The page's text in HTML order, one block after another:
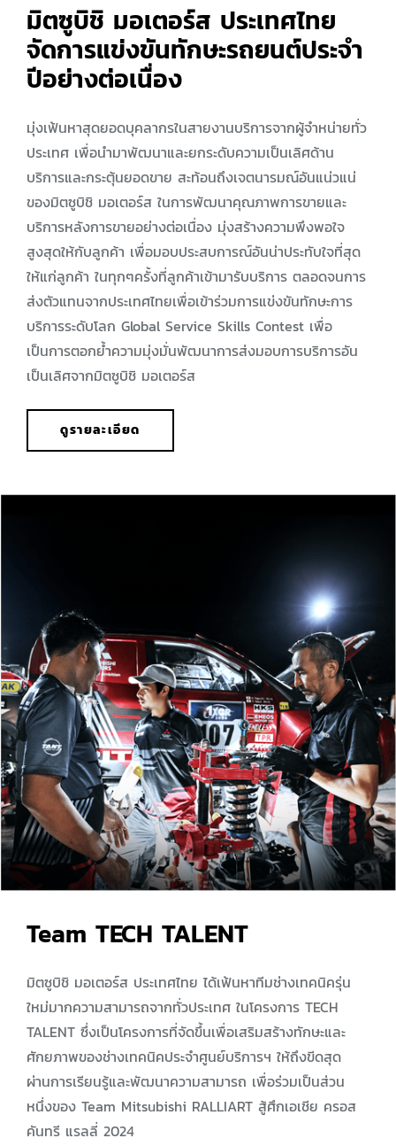
มิตซูบิชิ มอเตอร์ส ประเทศไทย
จัดการแข่งขันทักษะรถยนต์ประจำ
ปีอย่างต่อเนื่อง
มุ่งเฟ้นหาสุดยอดบุคลากรในสายงานบริการจากผู้จำหน่ายทั่ว
ประเทศ เพื่อนำมาพัฒนาและยกระดับความเป็นเลิศด้าน
บริการและกระตุ้นยอดขาย สะท้อนถึงเจตนารมณ์อันแน่วแน่
ของมิตซูบิชิ มอเตอร์ส ในการพัฒนาคุณภาพการขายและ
บริการหลังการขายอย่างต่อเนื่อง มุ่งสร้างความพึงพอใจ
สูงสุดให้กับลูกค้า เพื่อมอบประสบการณ์อันน่าประทับใจที่สุด
ให้แก่ลูกค้า ในทุกๆครั้งที่ลูกค้าเข้ามารับบริการ ตลอดจนการ
ส่งตัวแทนจากประเทศไทยเพื่อเข้าร่วมการแข่งขันทักษะการ
บริการระดับโลก Global Service Skills Contest เพื่อ
เป็นการตอกย้ำความมุ่งมั่นพัฒนาการส่งมอบการบริการอัน
เป็นเลิศจากมิตซูบิชิ มอเตอร์ส
ดูรายละเอียด
Team TECH TALENT
มิตซูบิชิ มอเตอร์ส ประเทศไทย ได้เฟ้นหาทีมช่างเทคนิครุ่น
ใหม่มากความสามารถจากทั่วประเทศ ในโครงการ TECH
TALENT ซึ่งเป็นโครงการที่จัดขึ้นเพื่อเสริมสร้างทักษะและ
ศักยภาพของช่างเทคนิคประจำศูนย์บริการฯ ให้ถึงขีดสุด
ผ่านการเรียนรู้และพัฒนาความสามารถ เพื่อร่วมเป็นส่วน
หนึ่งของ Team Mitsubishi RALLIART สู้ศึกเอเชีย ครอส
คันทรี แรลลี่ 2024